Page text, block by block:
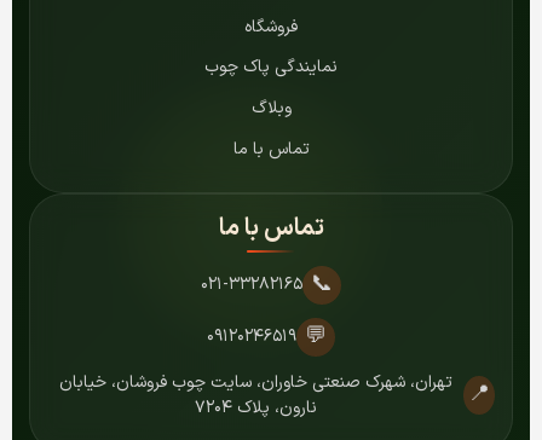
فروشگاه
نمایندگی پاک چوب
وبلاگ
تماس با ما
تماس با ما
📞 ۰۲۱-۳۳۲۸۲۱۶۵
💬 ۰۹۱۲۰۲۴۶۵۱۹
📍
تهران، شهرک صنعتی خاوران، سایت چوب فروشان، خیابان
نارون، پلاک ۷۲۰۴